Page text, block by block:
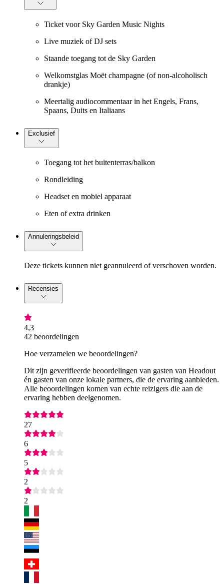
Ticket voor Sky Garden Music Nights
Live muziek of DJ sets
Staande toegang tot de Sky Garden
Welkomstglas Moët champagne (of non-alcoholisch
drankje)
Meertalig audiocommentaar in het Engels, Frans,
Spaans, Duits en Italiaans
Exclusief
Toegang tot het buitenterras/balkon
Rondleiding
Headset en mobiel apparaat
Eten of extra drinken
Annuleringsbeleid
Deze tickets kunnen niet geannuleerd of verschoven worden.
Recensies
4,3
42 beoordelingen
Hoe verzamelen we beoordelingen?
Dit zijn geverifieerde beoordelingen van gasten van Headout
én gasten van onze lokale partners, die de ervaring aanbieden.
Alle beoordelingen komen van echte reizigers die aan de
ervaring hebben deelgenomen.
27
6
5
2
2